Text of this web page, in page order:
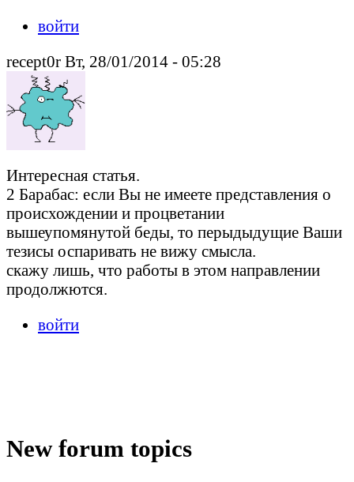
войти
recept0r Вт, 28/01/2014 - 05:28
Интересная статья.
2 Барабас: если Вы не имеете представления о
происхождении и процветании
вышеупомянутой беды, то перыдыдущие Ваши
тезисы оспаривать не вижу смысла.
скажу лишь, что работы в этом направлении
продолжются.
войти
New forum topics